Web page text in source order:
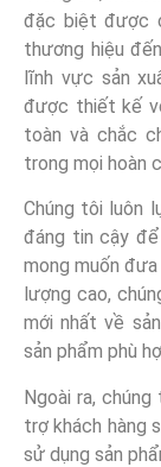
đặc biệt được
thương hiệu
lĩnh vực sản
được thiết kế
toàn và chắc
trong mọi hoàn
Chúng tôi luôn
đáng tin cậy để
mong muốn
lượng cao,
mới nhất về
sản phẩm phù
Ngoài ra,
trợ khách hàng
sử dụng sản